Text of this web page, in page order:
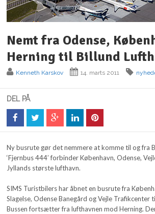
Nemt fra Odense,
Herning til Billund
Kenneth Karskov 14. marts 2011
DEL PÅ
Ny busrute gør det nemmere at komme til og fra
‘Fjernbus 444’ forbinder København, Odense,
Jyllands største lufthavn.
SIMS Turistbilers har åbnet en busrute fra
Slagelse, Odense Banegård og Vejle Trafikcenter
Bussen fortsætter fra lufthavnen mod Herning.